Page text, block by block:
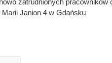
Janion 4 w Gdańsku